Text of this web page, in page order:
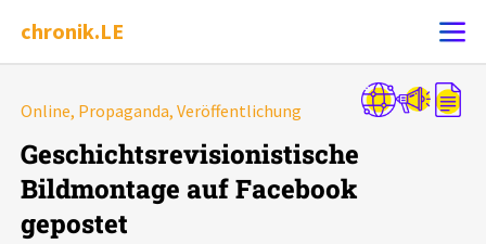
chronik.LE
Ereignis melden
Chronik
Online, Propaganda, Veröffentlichung
Geschichtsrevisionistische
Bildmontage auf Facebook
gepostet
Alle Ereignisse
7502 Ereignisse
Ereignisse Statistik